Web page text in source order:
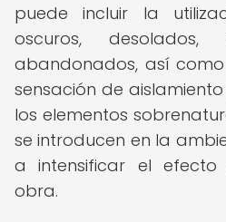
puede incluir la
oscuros, desolados,
abandonados, así
sensación de
los elementos
se introducen en la
a intensificar el
obra.